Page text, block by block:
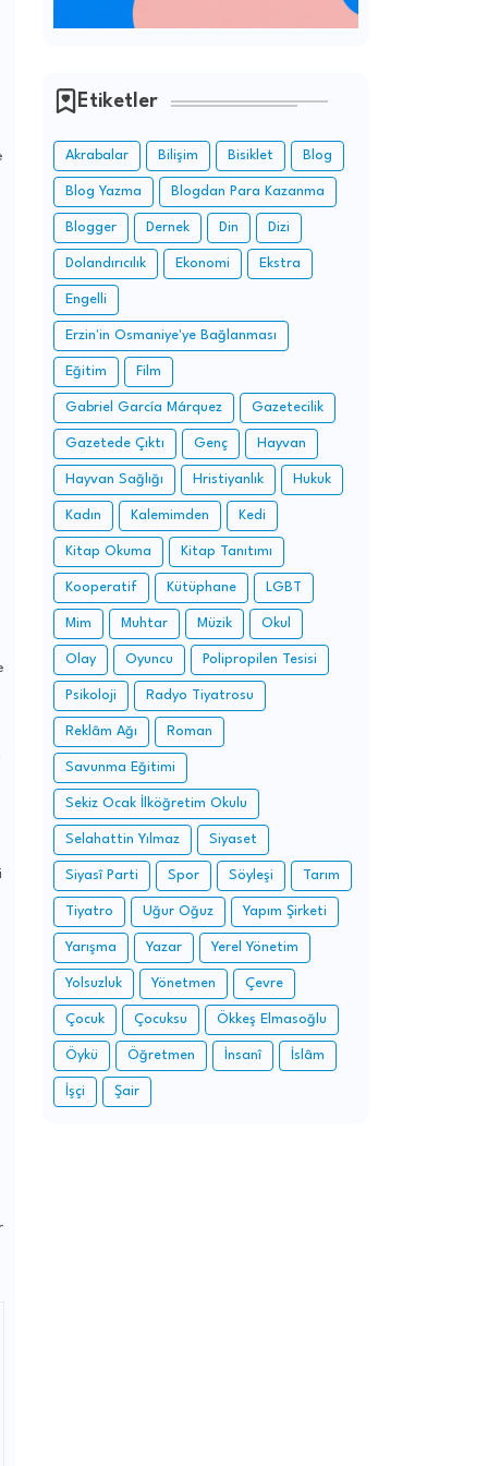
Etiketler
Akrabalar Bilişim Bisiklet Blog
Blog Yazma Blogdan Para Kazanma
Blogger Dernek Din Dizi
Dolandırıcılık Ekonomi Ekstra
Engelli
Erzin'in Osmaniye'ye Bağlanması
Eğitim Film
Gabriel García Márquez Gazetecilik
Gazetede Çıktı Genç Hayvan
Hayvan Sağlığı Hristiyanlık Hukuk
Kadın Kalemimden Kedi
Kitap Okuma Kitap Tanıtımı
Kooperatif Kütüphane LGBT
Mim Muhtar Müzik Okul
Olay Oyuncu Polipropilen Tesisi
Psikoloji Radyo Tiyatrosu
Reklâm Ağı Roman
Savunma Eğitimi
Sekiz Ocak İlköğretim Okulu
Selahattin Yılmaz Siyaset
Siyasî Parti Spor Söyleşi Tarım
Tiyatro Uğur Oğuz Yapım Şirketi
Yarışma Yazar Yerel Yönetim
Yolsuzluk Yönetmen Çevre
Çocuk Çocuksu Ökkeş Elmasoğlu
Öykü Öğretmen İnsanî İslâm
İşçi Şair